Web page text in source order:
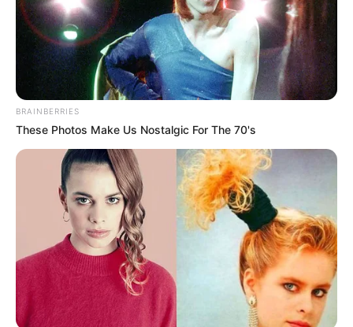
BRAINBERRIES
These Photos Make Us Nostalgic For The 70's